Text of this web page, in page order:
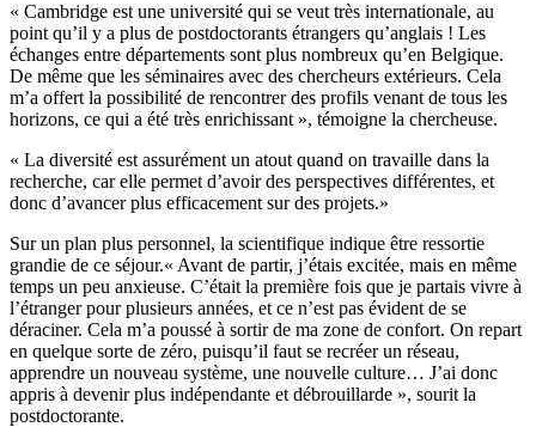
« Cambridge est une université qui se veut très internationale, au
point qu’il y a plus de postdoctorants étrangers qu’anglais ! Les
échanges entre départements sont plus nombreux qu’en Belgique.
De même que les séminaires avec des chercheurs extérieurs. Cela
m’a offert la possibilité de rencontrer des profils venant de tous les
horizons, ce qui a été très enrichissant », témoigne la chercheuse.
« La diversité est assurément un atout quand on travaille dans la
recherche, car elle permet d’avoir des perspectives différentes, et
donc d’avancer plus efficacement sur des projets.»
Sur un plan plus personnel, la scientifique indique être ressortie
grandie de ce séjour.« Avant de partir, j’étais excitée, mais en même
temps un peu anxieuse. C’était la première fois que je partais vivre à
l’étranger pour plusieurs années, et ce n’est pas évident de se
déraciner. Cela m’a poussé à sortir de ma zone de confort. On repart
en quelque sorte de zéro, puisqu’il faut se recréer un réseau,
apprendre un nouveau système, une nouvelle culture… J’ai donc
appris à devenir plus indépendante et débrouillarde », sourit la
postdoctorante.